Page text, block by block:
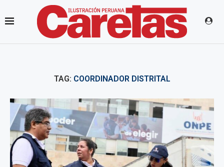
TAG: COORDINADOR DISTRITAL